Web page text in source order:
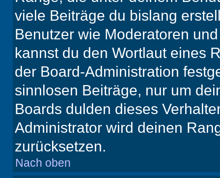
viele Beiträge du bislang
Benutzer wie Moderatoren
kannst du den Wortlaut eines
der Board-Administration
sinnlosen Beiträge, nur um
Boards dulden dieses
Administrator wird deinen
zurücksetzen.
Nach oben